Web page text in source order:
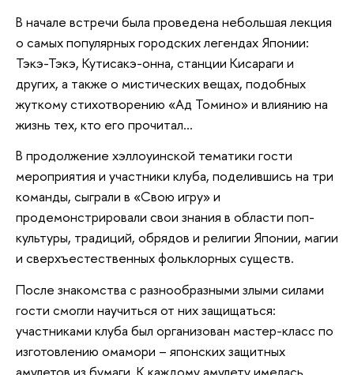
В начале встречи была проведена небольшая лекция
о самых популярных городских легендах Японии:
Тэкэ-Тэкэ, Кутисакэ-онна, станции Кисараги и
других, а также о мистических вещах, подобных
жуткому стихотворению «Ад Томино» и влиянию на
жизнь тех, кто его прочитал...
В продолжение хэллоуинской тематики гости
мероприятия и участники клуба, поделившись на три
команды, сыграли в «Свою игру» и
продемонстрировали свои знания в области поп-
культуры, традиций, обрядов и религии Японии, магии
и сверхъестественных фольклорных существ.
После знакомства с разнообразными злыми силами
гости смогли научиться от них защищаться:
участниками клуба был организован мастер-класс по
изготовлению омамори – японских защитных